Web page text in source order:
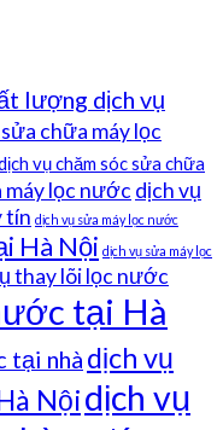
lượng dịch vụ
chữa máy lọc
vụ chăm sóc sửa chữa
máy lọc nước dịch vụ
tín dịch vụ sửa máy lọc nước
Hà Nội dịch vụ sửa máy lọc
thay lõi lọc nước
tại Hà
tại nhà dịch vụ
Nộidịch vụ